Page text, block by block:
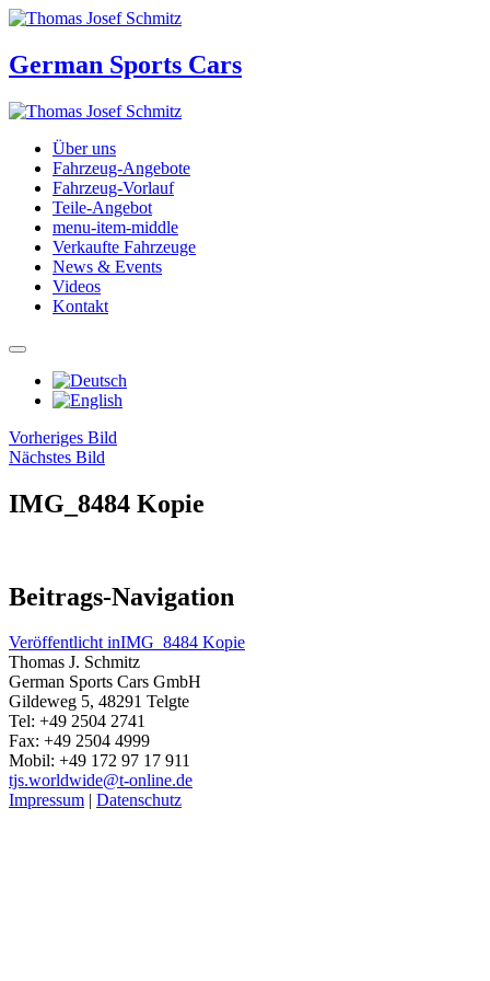
German Sports Cars
Über uns
Fahrzeug-Angebote
Fahrzeug-Vorlauf
Teile-Angebot
menu-item-middle
Verkaufte Fahrzeuge
News & Events
Videos
Kontakt
Vorheriges Bild
Nächstes Bild
IMG_8484 Kopie
Beitrags-Navigation
Veröffentlicht inIMG_8484 Kopie
Thomas J. Schmitz
German Sports Cars GmbH
Gildeweg 5, 48291 Telgte
Tel: +49 2504 2741
Fax: +49 2504 4999
Mobil: +49 172 97 17 911
tjs.worldwide@t-online.de
Impressum | Datenschutz